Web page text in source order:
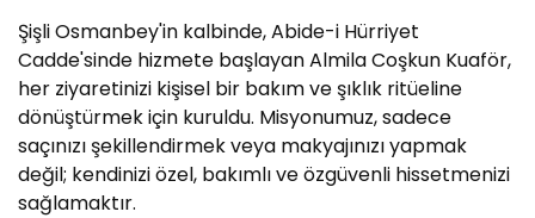
Şişli Osmanbey'in kalbinde, Abide-i Hürriyet
Cadde'sinde hizmete başlayan Almila Coşkun Kuaför,
her ziyaretinizi kişisel bir bakım ve şıklık ritüeline
dönüştürmek için kuruldu. Misyonumuz, sadece
saçınızı şekillendirmek veya makyajınızı yapmak
değil; kendinizi özel, bakımlı ve özgüvenli hissetmenizi
sağlamaktır.